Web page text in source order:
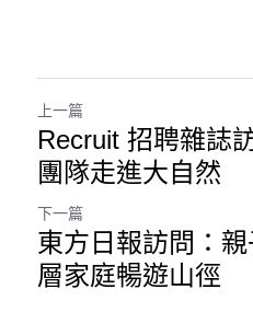
上一篇
Recruit 招聘雜誌
團隊走進大自然
下一篇
東方日報訪問：
層家庭暢遊山徑